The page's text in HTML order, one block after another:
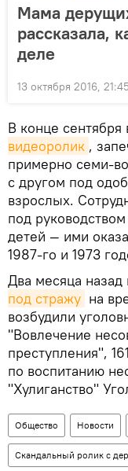
Мама
рассказала,
деле
13 октября 2016, 21:45
В конце сентября
видеоролик ,
примерно семи-
с другом под
взрослых.
под
детей — ими
1987-го и 1973
Два месяца
под стражу на
возбудили
"Вовлечение
преступления",
по воспитанию
"Хулиганство"
Общество Новости
Скандальный ролик с